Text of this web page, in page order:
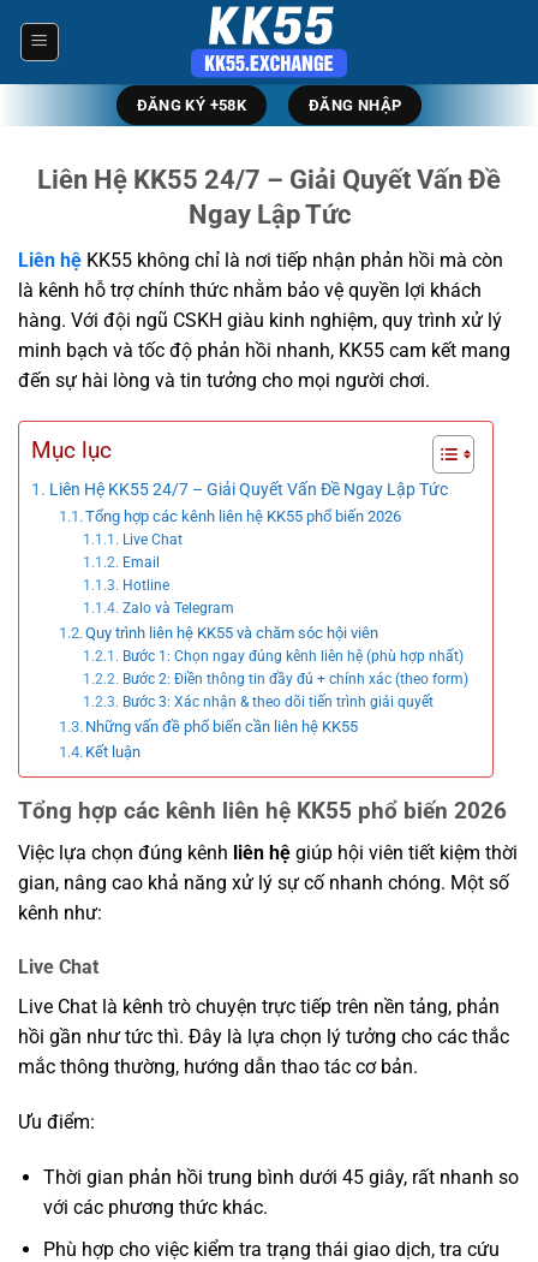
ĐĂNG KÝ +58K ĐĂNG NHẬP
Liên Hệ KK55 24/7 – Giải Quyết Vấn Đề
Ngay Lập Tức
Liên hệ KK55 không chỉ là nơi tiếp nhận phản hồi mà còn
là kênh hỗ trợ chính thức nhằm bảo vệ quyền lợi khách
hàng. Với đội ngũ CSKH giàu kinh nghiệm, quy trình xử lý
minh bạch và tốc độ phản hồi nhanh, KK55 cam kết mang
đến sự hài lòng và tin tưởng cho mọi người chơi.
Mục lục
Liên Hệ KK55 24/7 – Giải Quyết Vấn Đề Ngay Lập Tức
Tổng hợp các kênh liên hệ KK55 phổ biến 2026
Live Chat
Email
Hotline
Zalo và Telegram
Quy trình liên hệ KK55 và chăm sóc hội viên
Bước 1: Chọn ngay đúng kênh liên hệ (phù hợp nhất)
Bước 2: Điền thông tin đầy đủ + chính xác (theo form)
Bước 3: Xác nhận & theo dõi tiến trình giải quyết
Những vấn đề phổ biến cần liên hệ KK55
Kết luận
Tổng hợp các kênh liên hệ KK55 phổ biến 2026
Việc lựa chọn đúng kênh liên hệ giúp hội viên tiết kiệm thời
gian, nâng cao khả năng xử lý sự cố nhanh chóng. Một số
kênh như:
Live Chat
Live Chat là kênh trò chuyện trực tiếp trên nền tảng, phản
hồi gần như tức thì. Đây là lựa chọn lý tưởng cho các thắc
mắc thông thường, hướng dẫn thao tác cơ bản.
Ưu điểm:
Thời gian phản hồi trung bình dưới 45 giây, rất nhanh so
với các phương thức khác.
Phù hợp cho việc kiểm tra trạng thái giao dịch, tra cứu